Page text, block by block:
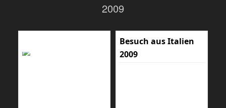
2009
Besuch aus Italien
2009